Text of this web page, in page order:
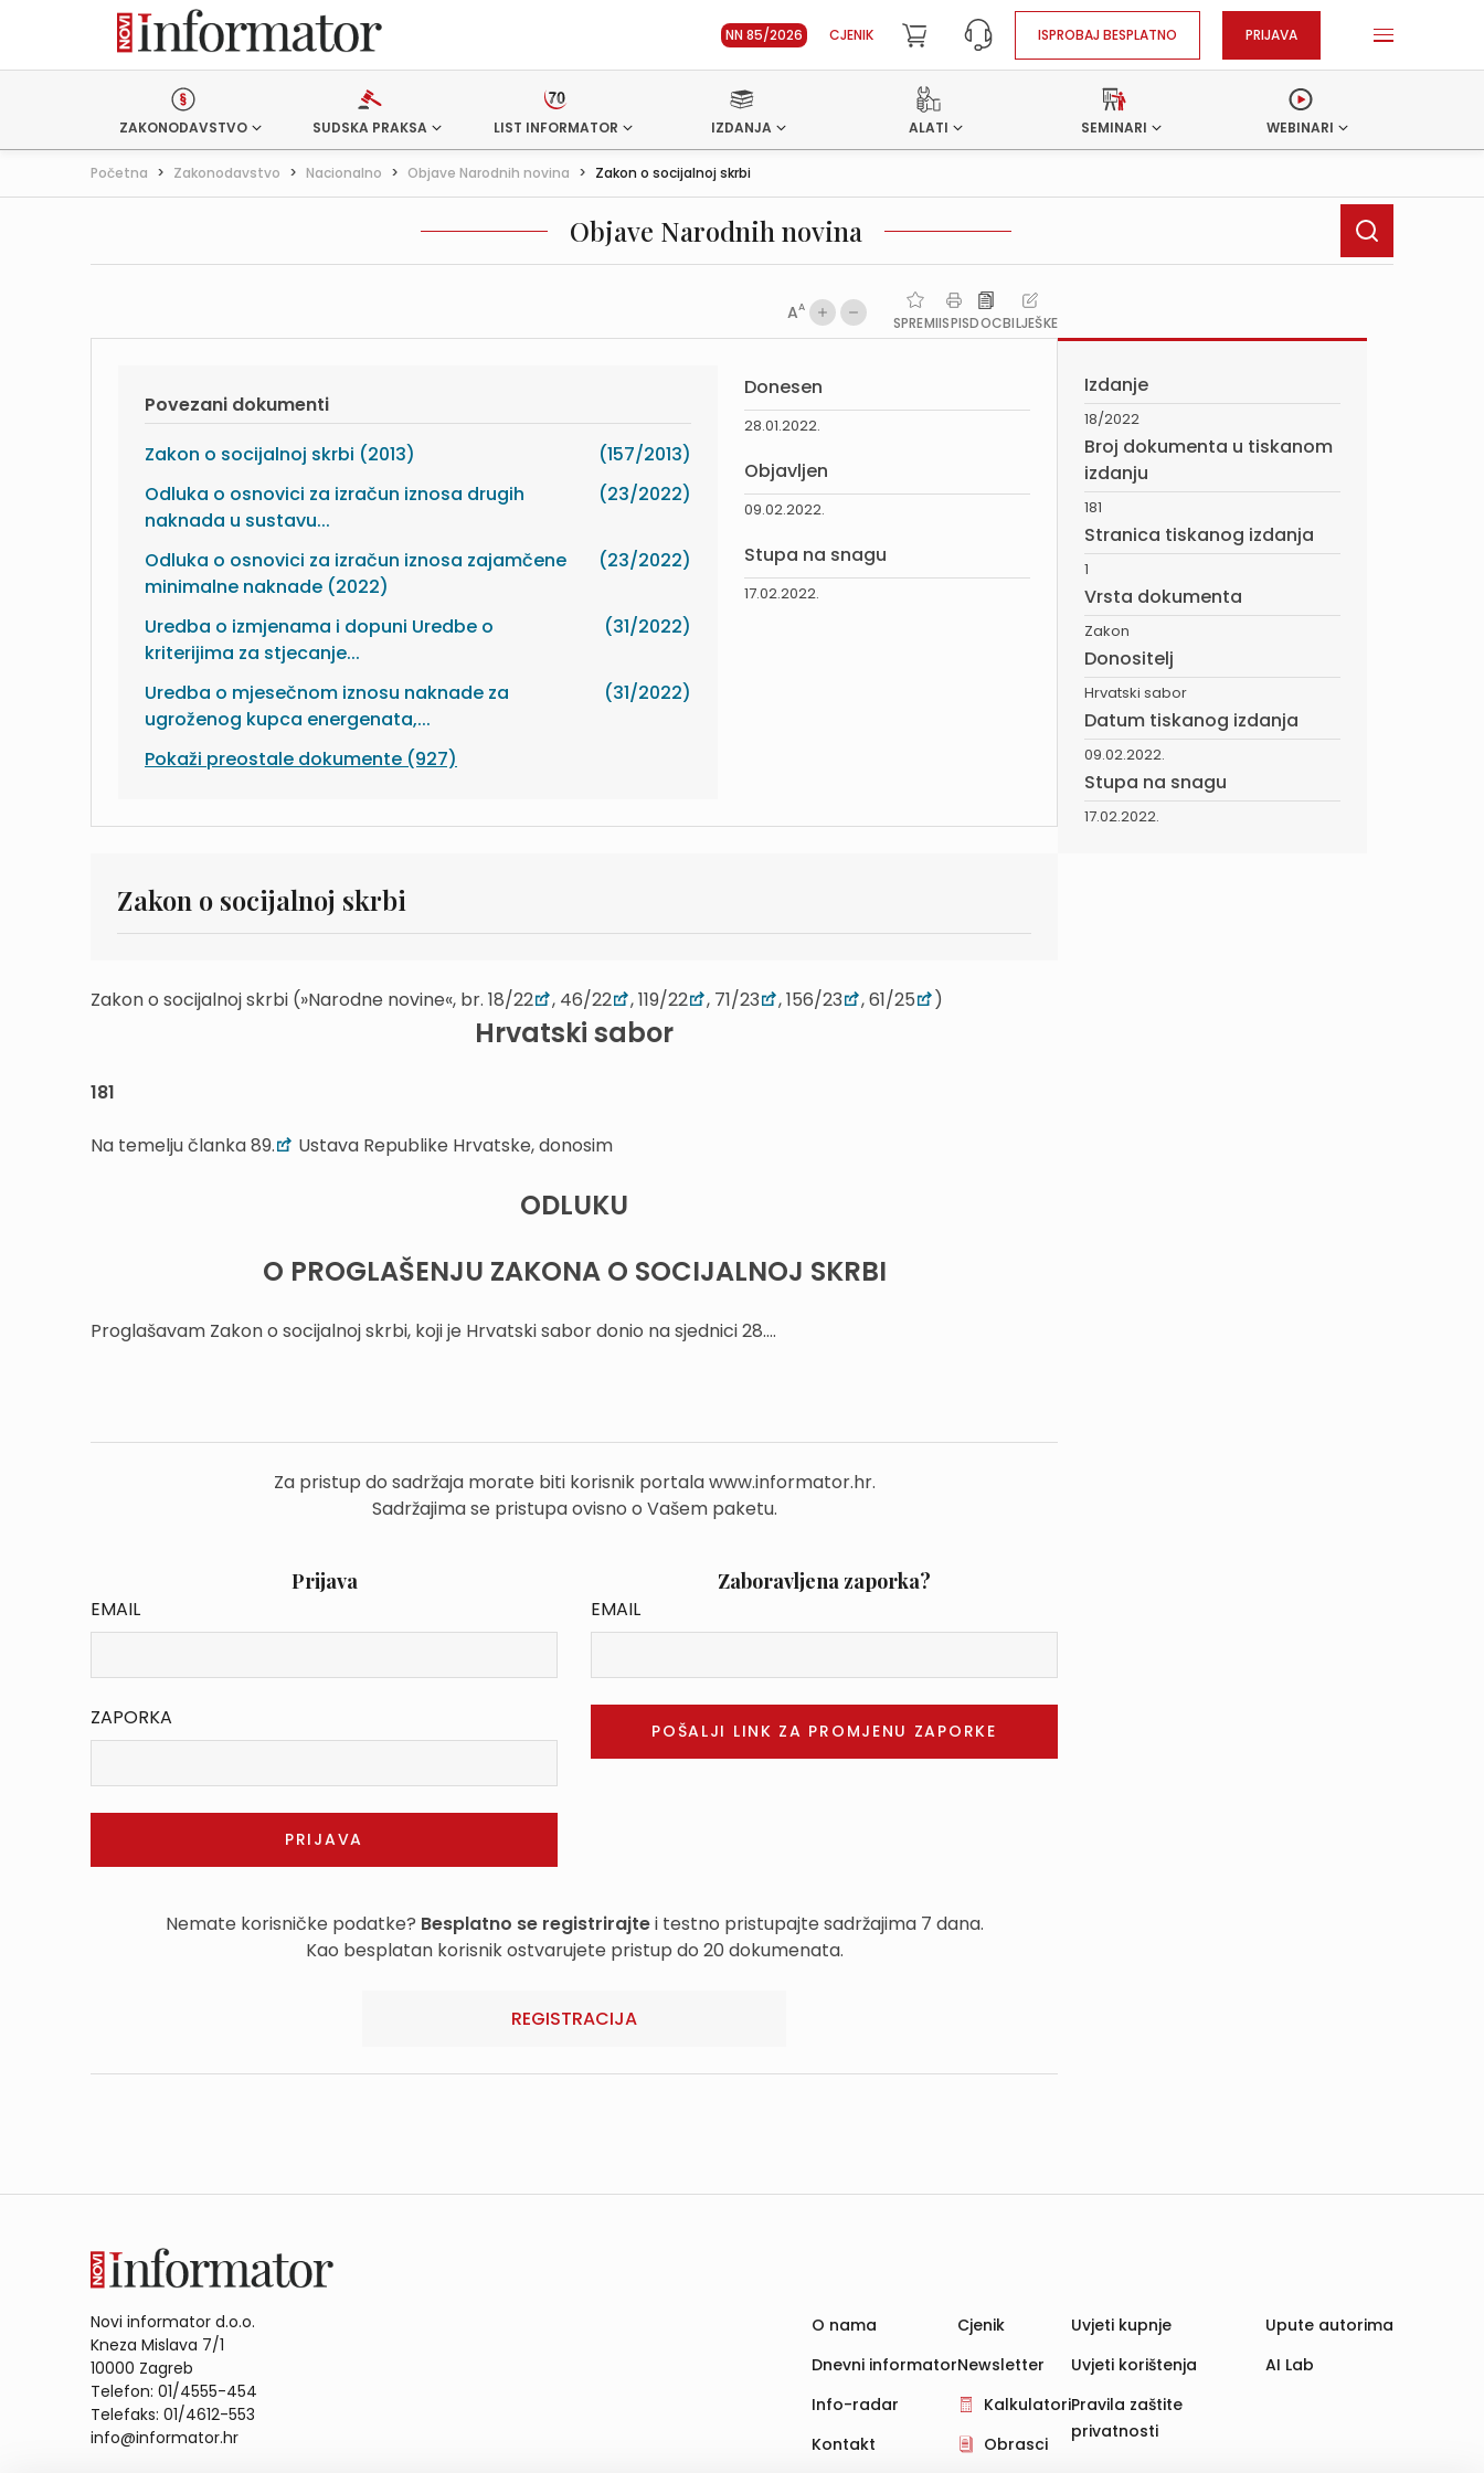
NN 85/2026 CJENIK ISPROBAJ BESPLATNO PRIJAVA
ZAKONODAVSTVO SUDSKA PRAKSA LIST INFORMATOR IZDANJA ALATI SEMINARI WEBINARI
Početna > Zakonodavstvo > Nacionalno > Objave Narodnih novina > Zakon o socijalnoj skrbi
Objave Narodnih novina
AA
SPREMIISPISDOCBILJEŠKE
Povezani dokumenti
Zakon o socijalnoj skrbi (2013)
(157/2013)
Odluka o osnovici za izračun iznosa drugih
naknada u sustavu...
(23/2022)
Odluka o osnovici za izračun iznosa zajamčene
minimalne naknade (2022)
(23/2022)
Uredba o izmjenama i dopuni Uredbe o
kriterijima za stjecanje...
(31/2022)
Uredba o mjesečnom iznosu naknade za
ugroženog kupca energenata,...
(31/2022)
Pokaži preostale dokumente (927)
Donesen
28.01.2022.
Objavljen
09.02.2022.
Stupa na snagu
17.02.2022.
Zakon o socijalnoj skrbi
Zakon o socijalnoj skrbi (»Narodne novine«, br. 18/22 , 46/22 , 119/22 , 71/23 , 156/23 , 61/25 )
Hrvatski sabor
181
Na temelju članka 89. Ustava Republike Hrvatske, donosim
ODLUKU
O PROGLAŠENJU ZAKONA O SOCIJALNOJ SKRBI
Proglašavam Zakon o socijalnoj skrbi, koji je Hrvatski sabor donio na sjednici 28....
Za pristup do sadržaja morate biti korisnik portala www.informator.hr.
Sadržajima se pristupa ovisno o Vašem paketu.
Prijava
EMAIL
ZAPORKA
Zaboravljena zaporka?
EMAIL
Nemate korisničke podatke? Besplatno se registrirajtei testno pristupajte sadržajima 7 dana.
Kao besplatan korisnik ostvarujete pristup do 20 dokumenata.
REGISTRACIJA
Izdanje
18/2022
Broj dokumenta u tiskanom
izdanju
181
Stranica tiskanog izdanja
1
Vrsta dokumenta
Zakon
Donositelj
Hrvatski sabor
Datum tiskanog izdanja
09.02.2022.
Stupa na snagu
17.02.2022.
Novi informator d.o.o.
Kneza Mislava 7/1
10000 Zagreb
Telefon: 01/4555-454
Telefaks: 01/4612-553
info@informator.hr
O nama
Dnevni informator
Info-radar
Kontakt
Cjenik
Newsletter
Kalkulatori
Obrasci
Uvjeti kupnje
Uvjeti korištenja
Pravila zaštite
privatnosti
Upute autorima
AI Lab